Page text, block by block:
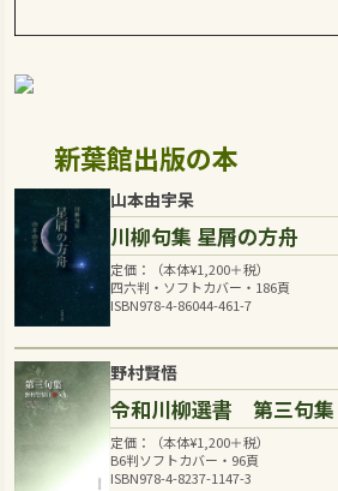
新葉館出版の本
山本由宇呆
川柳句集 星屑の方舟
定価：（本体¥1,200＋税）
四六判・ソフトカバー・186頁
ISBN978-4-86044-461-7
野村賢悟
令和川柳選書 第三句集
定価：（本体¥1,200＋税）
B6判ソフトカバー・96頁
ISBN978-4-8237-1147-3